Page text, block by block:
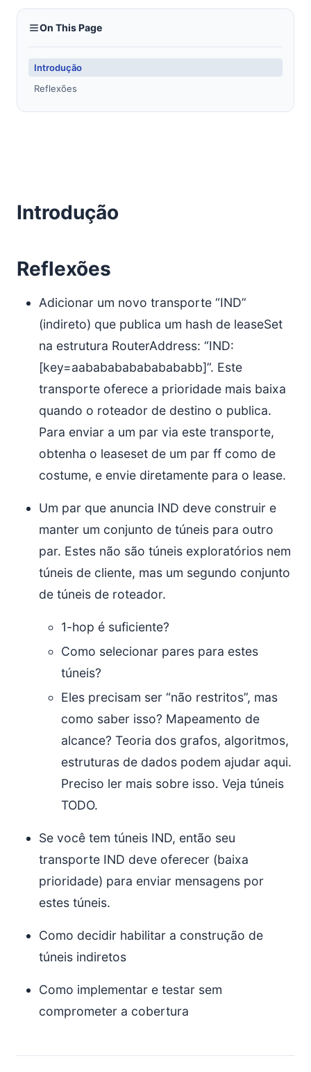
On This Page
Introdução
Reflexões
Introdução
Reflexões
Adicionar um novo transporte “IND”
(indireto) que publica um hash de leaseSet
na estrutura RouterAddress: “IND:
[key=aababababababababb]”. Este
transporte oferece a prioridade mais baixa
quando o roteador de destino o publica.
Para enviar a um par via este transporte,
obtenha o leaseset de um par ff como de
costume, e envie diretamente para o lease.
Um par que anuncia IND deve construir e
manter um conjunto de túneis para outro
par. Estes não são túneis exploratórios nem
túneis de cliente, mas um segundo conjunto
de túneis de roteador.
1-hop é suficiente?
Como selecionar pares para estes
túneis?
Eles precisam ser “não restritos”, mas
como saber isso? Mapeamento de
alcance? Teoria dos grafos, algoritmos,
estruturas de dados podem ajudar aqui.
Preciso ler mais sobre isso. Veja túneis
TODO.
Se você tem túneis IND, então seu
transporte IND deve oferecer (baixa
prioridade) para enviar mensagens por
estes túneis.
Como decidir habilitar a construção de
túneis indiretos
Como implementar e testar sem
comprometer a cobertura